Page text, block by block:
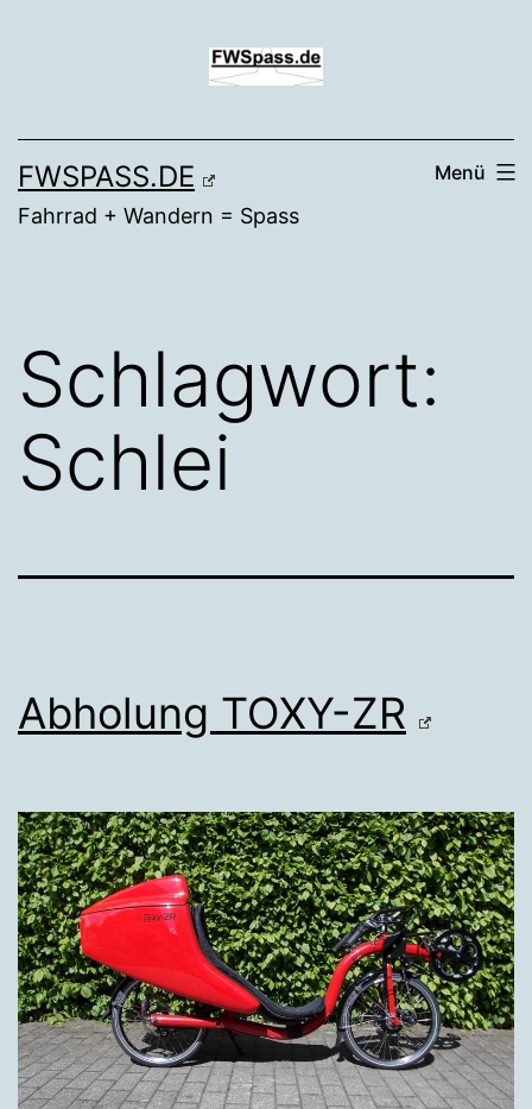
FWSPASS.DE
Fahrrad + Wandern = Spass
Menü
Schlagwort:
Schlei
Abholung TOXY-ZR